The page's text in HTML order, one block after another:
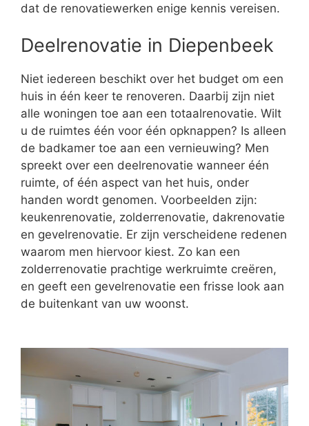
dat de renovatiewerken enige kennis vereisen.
Deelrenovatie in Diepenbeek
Niet iedereen beschikt over het budget om een
huis in één keer te renoveren. Daarbij zijn niet
alle woningen toe aan een totaalrenovatie. Wilt
u de ruimtes één voor één opknappen? Is alleen
de badkamer toe aan een vernieuwing? Men
spreekt over een deelrenovatie wanneer één
ruimte, of één aspect van het huis, onder
handen wordt genomen. Voorbeelden zijn:
keukenrenovatie, zolderrenovatie, dakrenovatie
en gevelrenovatie. Er zijn verscheidene redenen
waarom men hiervoor kiest. Zo kan een
zolderrenovatie prachtige werkruimte creëren,
en geeft een gevelrenovatie een frisse look aan
de buitenkant van uw woonst.